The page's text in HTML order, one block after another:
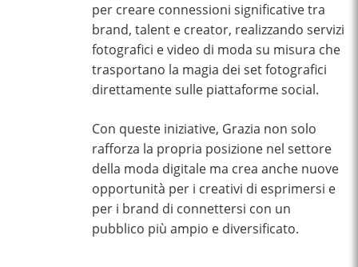
per creare connessioni significative tra
brand, talent e creator, realizzando servizi
fotografici e video di moda su misura che
trasportano la magia dei set fotografici
direttamente sulle piattaforme social.
Con queste iniziative, Grazia non solo
rafforza la propria posizione nel settore
della moda digitale ma crea anche nuove
opportunità per i creativi di esprimersi e
per i brand di connettersi con un
pubblico più ampio e diversificato.